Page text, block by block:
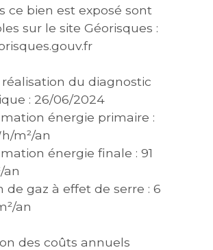
ce bien est exposé sont
sur le site Géorisques :
du diagnostic
: 26/06/2024
énergie primaire :
m²/an
énergie finale : 91
an
de gaz à effet de serre : 6
an
des coûts annuels